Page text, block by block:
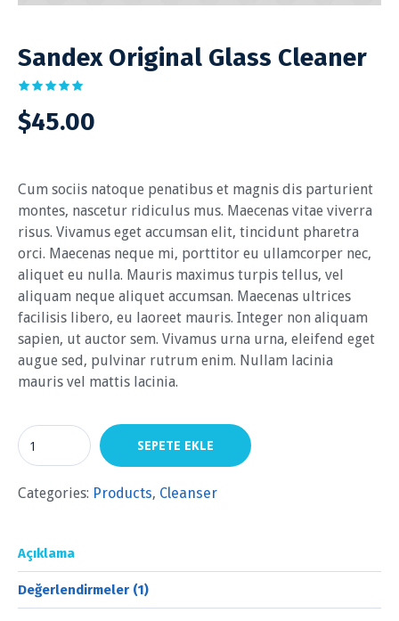
Sandex Original Glass Cleaner
$45.00
Cum sociis natoque penatibus et magnis dis parturient
montes, nascetur ridiculus mus. Maecenas vitae viverra
risus. Vivamus eget accumsan elit, tincidunt pharetra
orci. Maecenas neque mi, porttitor eu ullamcorper nec,
aliquet eu nulla. Mauris maximus turpis tellus, vel
aliquam neque aliquet accumsan. Maecenas ultrices
facilisis libero, eu laoreet mauris. Integer non aliquam
sapien, ut auctor sem. Vivamus urna urna, eleifend eget
augue sed, pulvinar rutrum enim. Nullam lacinia
mauris vel mattis lacinia.
SEPETE EKLE
Categories: Products, Сleanser
Açıklama
Değerlendirmeler (1)